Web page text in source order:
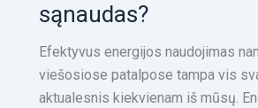
sąnaudas?
Efektyvus energijos naudojimas
viešosiose patalpose tampa vis
aktualesnis kiekvienam iš mūsų.